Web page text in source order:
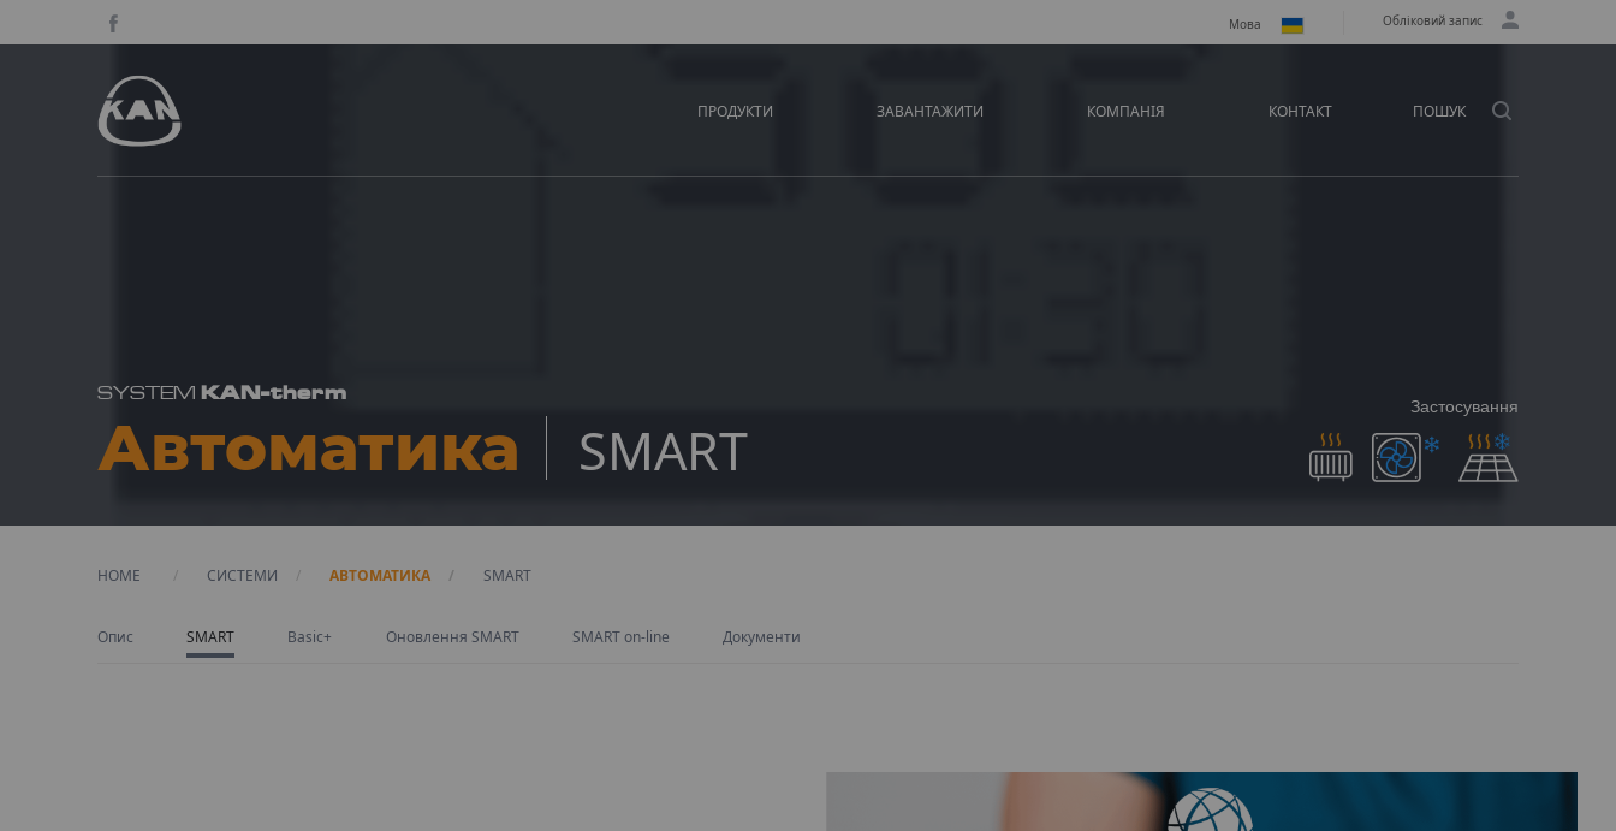
Мова Обліковий запис
ПРОДУКТИ ЗАВАНТАЖИТИ КОМПАНІЯ КОНТАКТ ПОШУК
SYSTEM KAN-therm
Автоматика SMART
Застосування
HOME СИСТЕМИ АВТОМАТИКА CURRENT:
SMART
Опис SMART Basic+ Оновлення SMART SMART on-line Документи